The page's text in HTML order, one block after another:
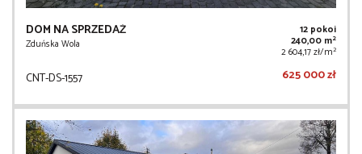
DOM NA SPRZEDAŻ
Zduńska Wola
12 pokoi
240,00 m2
2 604,17 zł/m2
CNT-DS-1557 625 000 zł